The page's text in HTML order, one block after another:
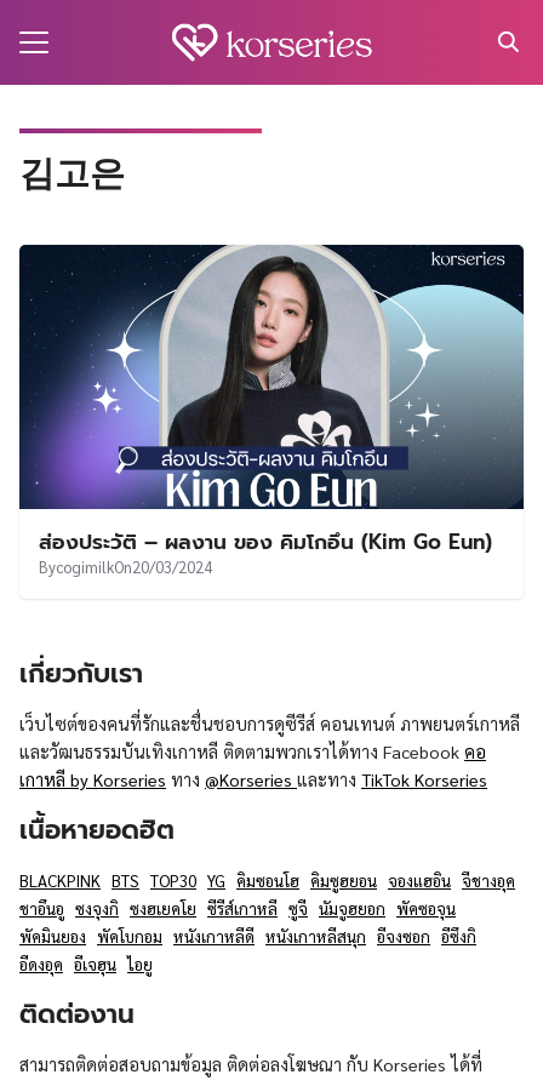
김고은
ส่องประวัติ – ผลงาน ของ คิมโกอึน (Kim Go Eun)
BycogimilkOn20/03/2024
เกี่ยวกับเรา
เว็บไซต์ของคนที่รักและชื่นชอบการดูซีรีส์ คอนเทนต์ ภาพยนตร์เกาหลี
และวัฒนธรรมบันเทิงเกาหลี ติดตามพวกเราได้ทาง Facebook คอ
เกาหลี by Korseries ทาง @Korseries และทาง TikTok Korseries
เนื้อหายอดฮิต
BLACKPINK BTS TOP30 YG คิมซอนโฮ คิมซูฮยอน จองแฮอิน จีชางอุค
ชาอึนอู ซงจุงกิ ซงฮเยคโย ซีรีส์เกาหลี ซูจี นัมจูฮยอก พัคซอจุน
พัคมินยอง พัคโบกอม หนังเกาหลีดี หนังเกาหลีสนุก อีจงซอก อีซึงกิ
อีดงอุค อีเจฮุน ไอยู
ติดต่องาน
สามารถติดต่อสอบถามข้อมูล ติดต่อลงโฆษณา กับ Korseries ได้ที่